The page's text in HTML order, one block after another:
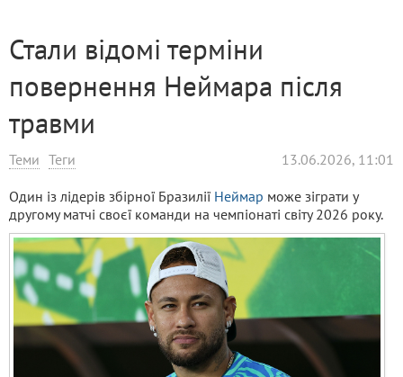
Стали відомі терміни
повернення Неймара після
травми
Теми Теги 13.06.2026, 11:01
Один із лідерів збірної Бразилії Неймар може зіграти у
другому матчі своєї команди на чемпіонаті світу 2026 року.